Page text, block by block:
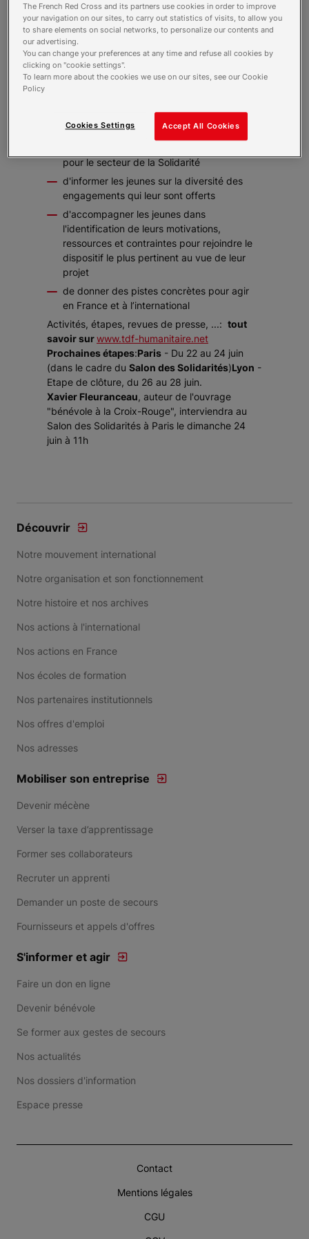
Afin que chacun puisse trouver une réponse
réaliste et concrète à son désir d'engagement,
untour de France
dernier à Montpellier. Dans chaque ville étape,
les collectivités et les réseaux associatifs
Ces activités se donnent pour objectifs :
pour le secteur de la Solidarité
d'informer les jeunes sur la diversité des
engagements qui leur sont offerts
d'accompagner les jeunes dans
l'identification de leurs motivations,
ressources et contraintes pour rejoindre le
dispositif le plus pertinent au vue de leur
projet
de donner des pistes concrètes pour agir
en France et à l’international
Activités, étapes, revues de presse, ...: tout
savoir surwww.tdf-humanitaire.net
Prochaines étapes:Paris - Du 22 au 24 juin
(dans le cadre du Salon des Solidarités)Lyon -
Etape de clôture, du 26 au 28 juin.
Xavier Fleuranceau, auteur de l'ouvrage
"bénévole à la Croix-Rouge", interviendra au
Salon des Solidarités à Paris le dimanche 24
juin à 11h
Découvrir
Notre mouvement international
Notre organisation et son fonctionnement
Notre histoire et nos archives
Nos actions à l'international
Nos actions en France
Nos écoles de formation
Nos partenaires institutionnels
Nos offres d'emploi
Nos adresses
Mobiliser son entreprise
Devenir mécène
Verser la taxe d’apprentissage
Former ses collaborateurs
Recruter un apprenti
Demander un poste de secours
Fournisseurs et appels d'offres
S'informer et agir
Faire un don en ligne
Devenir bénévole
Se former aux gestes de secours
Nos actualités
Nos dossiers d'information
Espace presse
Contact
Mentions légales
CGU
The French Red Cross and its partners use cookies in order to improve
your navigation on our sites, to carry out statistics of visits, to allow you
to share elements on social networks, to personalize our contents and
our advertising.
You can change your preferences at any time and refuse all cookies by
clicking on "cookie settings".
To learn more about the cookies we use on our sites, see our Cookie
Policy
Accept All Cookies
Cookies Settings